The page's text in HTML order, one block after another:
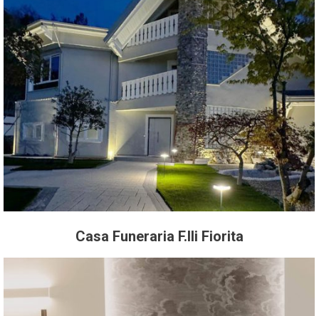
Casa Funeraria F.lli Fiorita